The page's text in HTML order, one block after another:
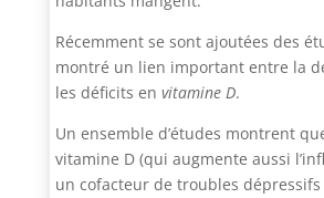
Récemment se sont ajoutées des
montré un lien important entre la
les déficits en vitamine D.
Un ensemble d’études montrent
vitamine D (qui augmente aussi
un cofacteur de troubles